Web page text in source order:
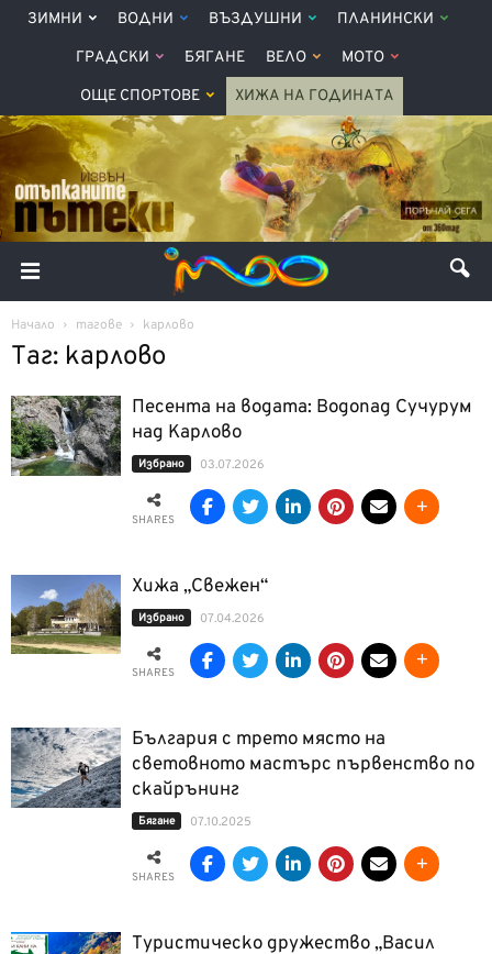
ЗИМНИ ВОДНИ ВЪЗДУШНИ ПЛАНИНСКИ
ГРАДСКИ БЯГАНЕ ВЕЛО МОТО
ОЩЕ СПОРТОВЕ ХИЖА НА ГОДИНАТА
Начало тагове карлово
Таг: карлово
Песента на водата: Водопад Сучурум
над Карлово
Избрано 03.07.2026
SHARES
Хижа „Свежен“
Избрано 07.04.2026
SHARES
България с трето място на
световното мастърс първенство по
скайрънинг
Бягане 07.10.2025
SHARES
Туристическо дружество „Васил